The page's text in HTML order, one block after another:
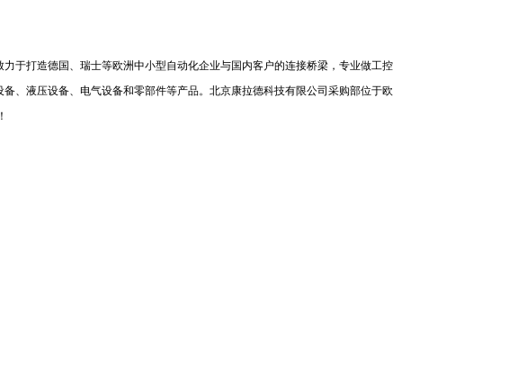
于打造德国、瑞士等欧洲中小型自动化企业与国内客户的连接桥梁，专业做工控
、液压设备、电气设备和零部件等产品。北京康拉德科技有限公司采购部位于欧